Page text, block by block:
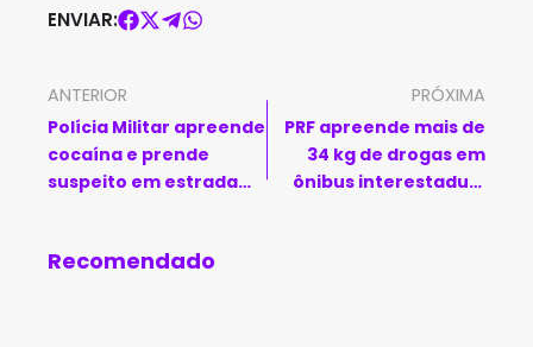
ENVIAR:
ANTERIOR
Polícia Militar apreende
cocaína e prende
suspeito em estrada
PRÓXIMA
PRF apreende mais de
34 kg de drogas em
ônibus interestadual
Recomendado